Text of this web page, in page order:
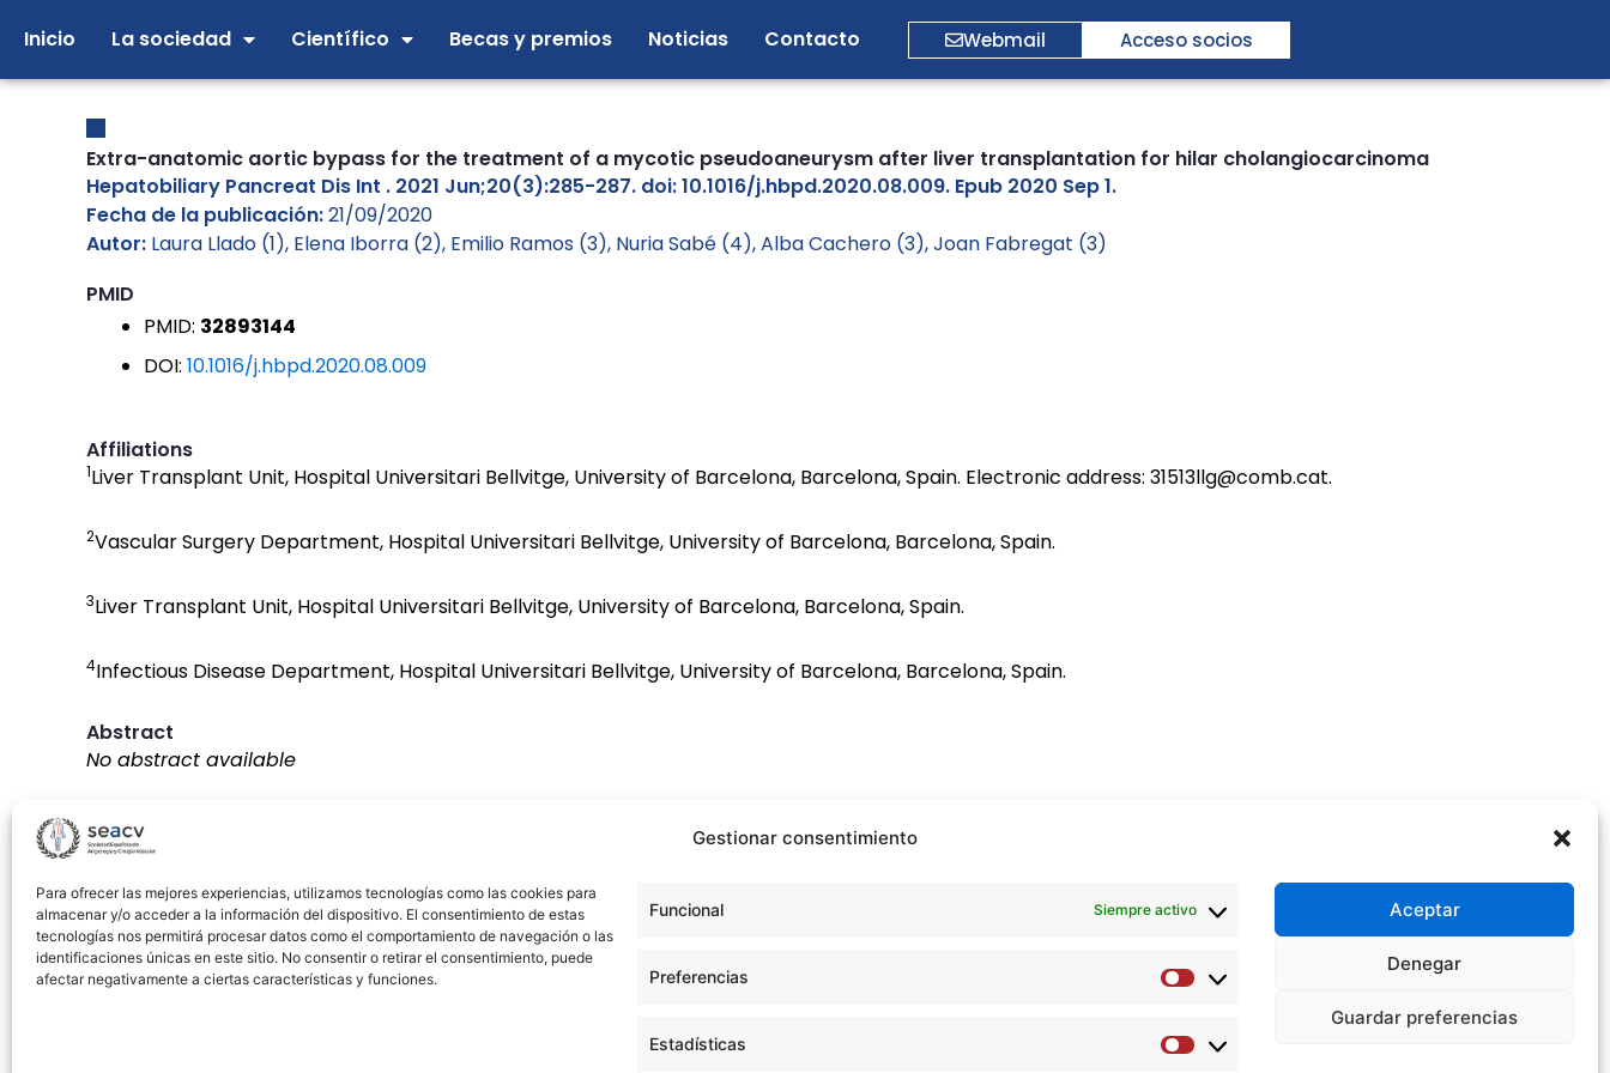
Gestionar consentimiento
Para ofrecer las mejores experiencias, utilizamos tecnologías como las cookies para
almacenar y/o acceder a la información del dispositivo. El consentimiento de estas
tecnologías nos permitirá procesar datos como el comportamiento de navegación o las
identificaciones únicas en este sitio. No consentir o retirar el consentimiento, puede
afectar negativamente a ciertas características y funciones.
Funcional Siempre activo
Preferencias
Preferencias
Estadísticas
Estadísticas
Aceptar
Denegar
Guardar preferencias
contenido
Inicio La sociedad Científico Becas y premios Noticias Contacto Webmail Acceso socios
Extra-anatomic aortic bypass for the treatment of a mycotic pseudoaneurysm after liver transplantation for hilar cholangiocarcinoma
Hepatobiliary Pancreat Dis Int . 2021 Jun;20(3):285-287. doi: 10.1016/j.hbpd.2020.08.009. Epub 2020 Sep 1.
Fecha de la publicación:21/09/2020
Autor: Laura Llado (1), Elena Iborra (2), Emilio Ramos (3), Nuria Sabé (4), Alba Cachero (3), Joan Fabregat (3)
PMID
PMID: 32893144
DOI: 10.1016/j.hbpd.2020.08.009
Affiliations
1Liver Transplant Unit, Hospital Universitari Bellvitge, University of Barcelona, Barcelona, Spain. Electronic address: 31513llg@comb.cat.
2Vascular Surgery Department, Hospital Universitari Bellvitge, University of Barcelona, Barcelona, Spain.
3Liver Transplant Unit, Hospital Universitari Bellvitge, University of Barcelona, Barcelona, Spain.
4Infectious Disease Department, Hospital Universitari Bellvitge, University of Barcelona, Barcelona, Spain.
Abstract
No abstract available
Descargar artículo →